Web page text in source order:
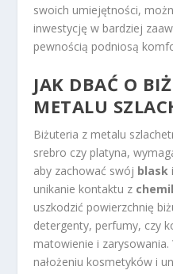
swoich umiejętności,
inwestycję w bardziej
pewnością podniosą
JAK DBAĆ O
METALU
Biżuteria z metalu
srebro czy platyna,
aby zachować swój blask i
unikanie kontaktu z
uszkodzić powierzchnię
detergenty, perfumy, czy
matowienie i zarysowania.
nałożeniu kosmetyków i